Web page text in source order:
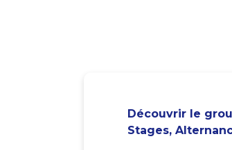
Découvrir le
Stages,